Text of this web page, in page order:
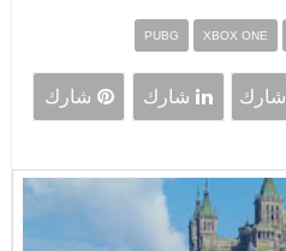
PUBG XBOX ONE
شارك شارك شارك